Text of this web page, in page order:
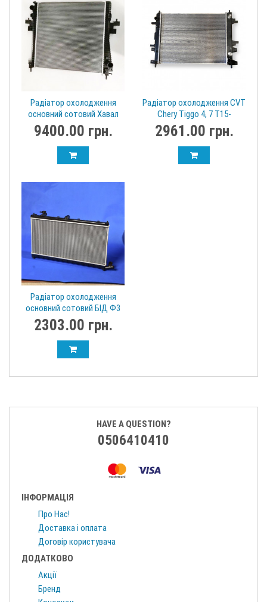
Радіатор охолодження
основний сотовий Хавал
Haval H9 1301100XKV08A
9400.00 грн.
Радіатор охолодження CVT
Chery Tiggo 4, 7 T15-
1301110BA
2961.00 грн.
Радіатор охолодження
основний сотовий БІД Ф3
BYDF3-1301100
2303.00 грн.
HAVE A QUESTION?
0506410410
ІНФОРМАЦІЯ
Про Нас!
Доставка і оплата
Договір користувача
ДОДАТКОВО
Акції
Бренд